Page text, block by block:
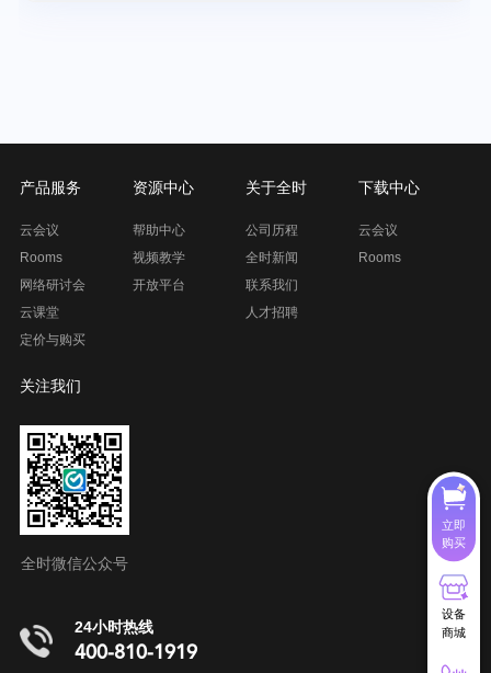
产品服务
云会议
Rooms
网络研讨会
云课堂
定价与购买
资源中心
帮助中心
视频教学
开放平台
关于全时
公司历程
全时新闻
联系我们
人才招聘
下载中心
云会议
Rooms
关注我们
全时微信公众号
24小时热线
400-810-1919
立即
购买
设备
商城